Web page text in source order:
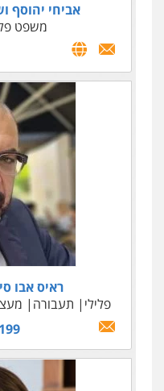
אביחי יהוסף
משפט
ראיס אבו
פלילי
תעבורה
עו"ד
עבירות כלכליות